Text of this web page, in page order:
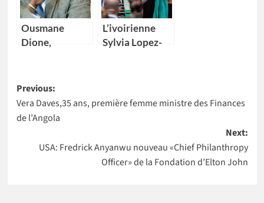
Lawal comme
Vice-
présidente
Ousmane
Dione,
de la Banque
mondiale pour
4 pays Africains
L’ivoirienne
Sylvia Lopez-
Nations Unies
Post
navigation
Previous:
Vera Daves,35 ans, première femme ministre des Finances
de l’Angola
Next:
USA: Fredrick Anyanwu nouveau «Chief Philanthropy
Officer» de la Fondation d’Elton John